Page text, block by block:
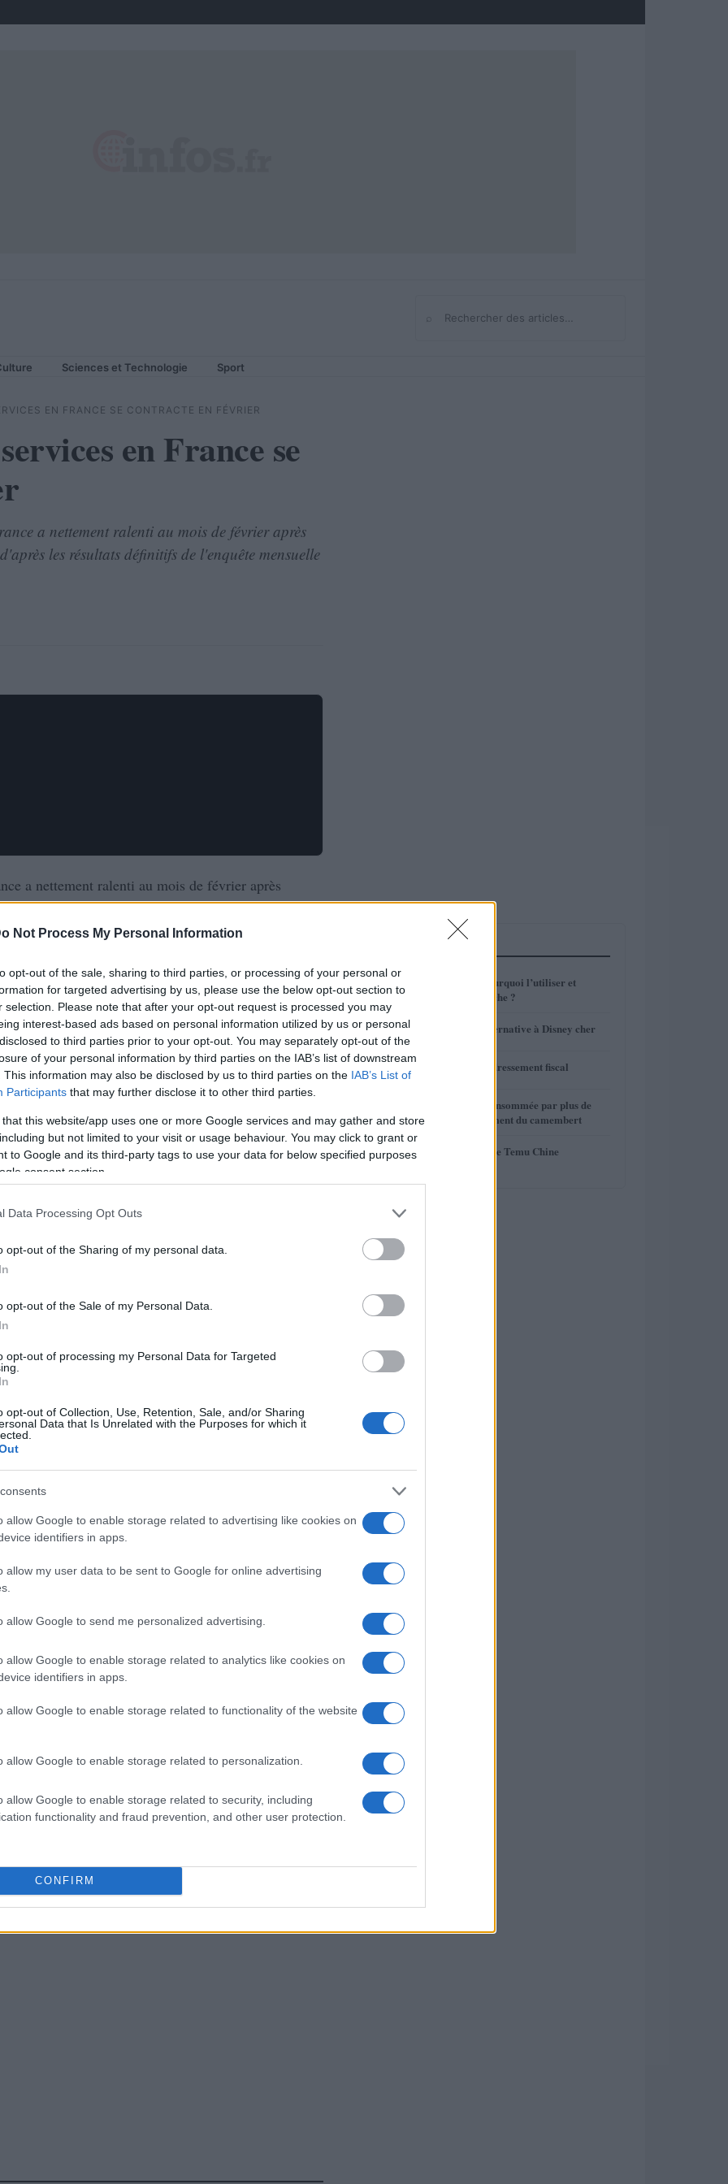
Not Process My Personal Information
opt-out of the sale, sharing to third parties, or processing of your personal or
for targeted advertising by us, please use the below opt-out section to
selection. Please note that after your opt-out request is processed you may
interest-based ads based on personal information utilized by us or personal
to third parties prior to your opt-out. You may separately opt-out of the
of your personal information by third parties on the IAB’s list of downstream
This information may also be disclosed by us to third parties on the IAB’s List of
Participants that may further disclose it to other third parties.
that this website/app uses one or more Google services and may gather and store
but not limited to your visit or usage behaviour. You may click to grant or
to Google and its third-party tags to use your data for below specified purposes
consent section.
Data Processing Opt Outs
opt-out of the Sharing of my personal data.
opt-out of the Sale of my Personal Data.
opt-out of processing my Personal Data for Targeted
opt-out of Collection, Use, Retention, Sale, and/or Sharing
Data that Is Unrelated with the Purposes for which it
allow Google to enable storage related to advertising like cookies on
identifiers in apps.
allow my user data to be sent to Google for online advertising
allow Google to send me personalized advertising.
allow Google to enable storage related to analytics like cookies on
identifiers in apps.
allow Google to enable storage related to functionality of the website
allow Google to enable storage related to personalization.
allow Google to enable storage related to security, including
functionality and fraud prevention, and other user protection.
CONFIRM
Rechercher
Sciences et Technologie Sport
EN FRANCE SE CONTRACTE EN FÉVRIER
en France se
a nettement ralenti au mois de février après
les résultats définitifs de l'enquête mensuelle
a nettement ralenti au mois de février après
les résultats définitifs de l’enquête mensuelle
en janvier, et s’établit tout juste au niveau
économique.
de l’amélioration dans les« nouvelles affaires »
en janvier et 49,8 en décembre. L’indice sectoriel
à 61,1 contre 54,5 un mois plus tôt.
50,2 contre 50,6 en première estimation et 51,2 en
1
Enveloppe T : pourquoi l’utiliser et
comment ça marche ?
2 Parc Astérix : alternative à Disney cher
3 Canal+ risque redressement fiscal
La mozzarella consommée par plus de
français au détriment du camembert
5 Enquête UE contre Temu Chine